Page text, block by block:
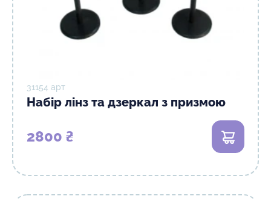
31154 арт
Набір лінз та дзеркал з призмою
2800 ₴